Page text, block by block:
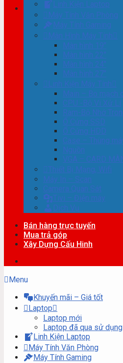
Bán hàng trực tuyến
Mua trả góp
Xây Dựng Cấu Hinh
Menu
Khuyến mãi – Giá tốt
Laptop
Laptop mới
Laptop đã qua sử dụng
Linh Kiện Laptop
Máy Tính Văn Phòng
Máy Tính Gaming